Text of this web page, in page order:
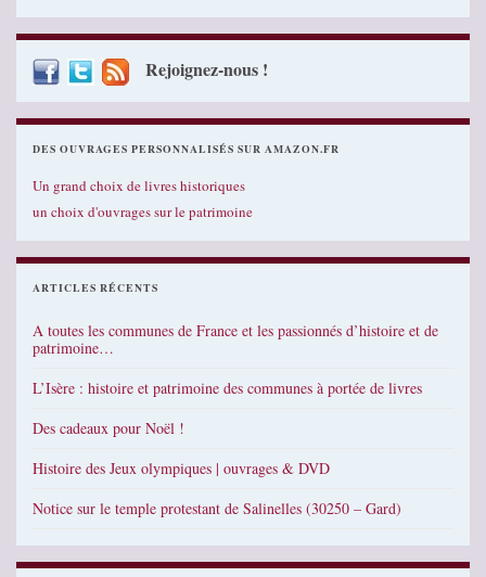
Rejoignez-nous !
DES OUVRAGES PERSONNALISÉS SUR AMAZON.FR
Un grand choix de livres historiques
un choix d'ouvrages sur le patrimoine
ARTICLES RÉCENTS
A toutes les communes de France et les passionnés d’histoire et de
patrimoine…
L’Isère : histoire et patrimoine des communes à portée de livres
Des cadeaux pour Noël !
Histoire des Jeux olympiques | ouvrages & DVD
Notice sur le temple protestant de Salinelles (30250 – Gard)